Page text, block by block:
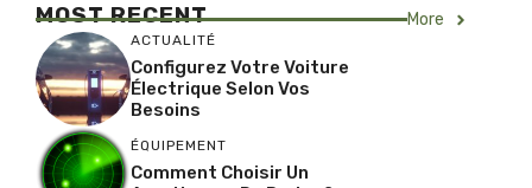
MOST RECENT More
ACTUALITÉ
Configurez Votre Voiture
Électrique Selon Vos
Besoins
ÉQUIPEMENT
Comment Choisir Un